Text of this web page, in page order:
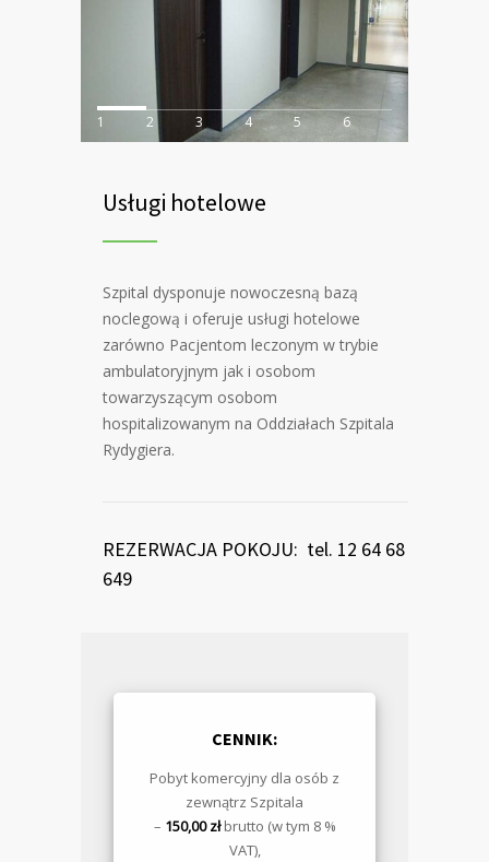
1 2 3 4 5 6
Usługi hotelowe
Szpital dysponuje nowoczesną bazą
noclegową i oferuje usługi hotelowe
zarówno Pacjentom leczonym w trybie
ambulatoryjnym jak i osobom
towarzyszącym osobom
hospitalizowanym na Oddziałach Szpitala
Rydygiera.
REZERWACJA POKOJU: tel. 12 64 68
649
CENNIK:
Pobyt komercyjny dla osób z
zewnątrz Szpitala
– 150,00 złbrutto (w tym 8 %
VAT),